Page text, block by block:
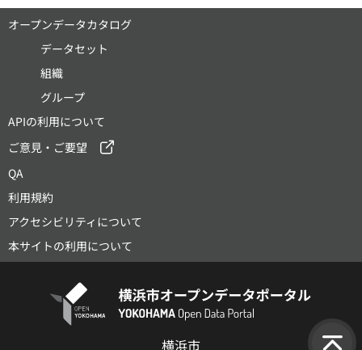
オープンデータカタログ
データセット
組織
グループ
APIの利用について
ご意見・ご要望
QA
利用規約
アクセシビリティについて
本サイトの利用について
横浜市